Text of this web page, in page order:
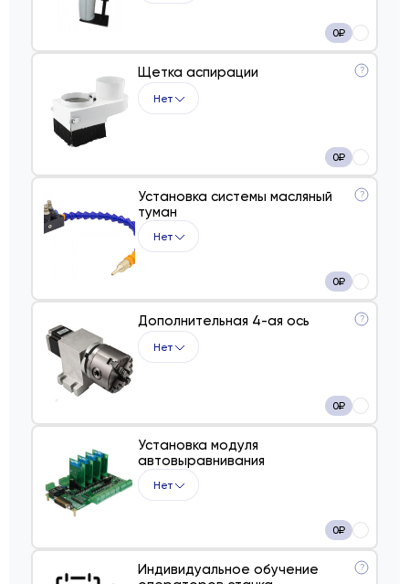
0₽
Щетка аспирации ?
Нет
0₽
Установка системы масляный
туман
?
Нет
0₽
Дополнительная 4-ая ось ?
Нет
0₽
Установка модуля
автовыравнивания
Нет
0₽
Индивидуальное обучение
?